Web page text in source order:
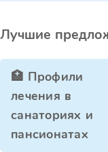
Лучшие
🏥 Профили
лечения в
санаториях и
пансионатах